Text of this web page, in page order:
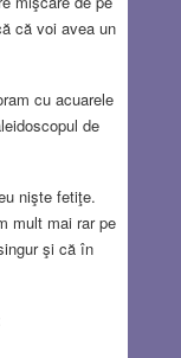
că voi avea un
cu acuarele
de
nişte fetiţe.
mult mai rar pe
şi că în